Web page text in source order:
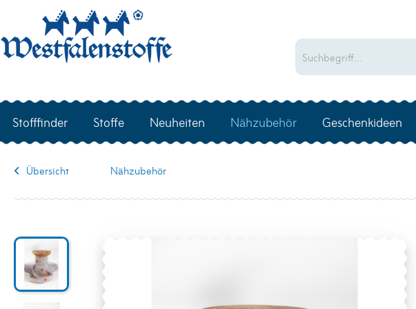
Stofffinder Stoffe Neuheiten Nähzubehör Geschenkideen
Übersicht Nähzubehör